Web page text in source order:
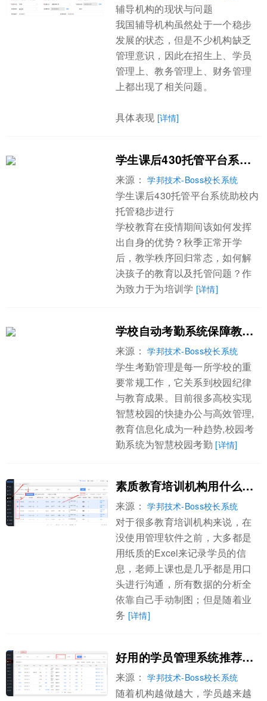
辅导机构的现状与问题
我国辅导机构虽然处于一个稳步
发展的状态，但是不少机构缺乏
管理意识，因此在招生上、学员
管理上、教务管理上、财务管理
上都出现了相关问题。
具体表现 [详情]
学生课后430托管平台系统助校内托管稳步进行
来源：学邦技术-Boss校长系统
学生课后430托管平台系统助校内
托管稳步进行
学校教育在疫情期间该如何发挥
出自身的优势？秋季正常开学
后，教学秩序回归常态，如何解
决孩子的教育以及托管问题？作
为致力于为培训学 [详情]
学校自动考勤系统保障教学秩序实现平安管理
来源：学邦技术-Boss校长系统
学生考勤管理是每一所学校的重
要常规工作，它关系到校园纪律
与教育成果。目前很多高校实现
智慧校园的快捷办公与高效管理,
教育信息化成为一种趋势,校园考
勤系统为智慧校园考勤[详情]
素质教育培训机构用什么培训学校管理软件？
来源：学邦技术-Boss校长系统
对于很多教育培训机构来说，在
没使用管理软件之前，大多都是
用纸质的Excel来记录学员的信
息，老师上课也是几乎都是用口
头进行沟通，所有数据的分析全
依靠自己手动制图；但是随着业
务 [详情]
好用的学员管理系统推荐用学邦
来源：学邦技术-Boss校长系统
随着机构越做越大，学员越来越